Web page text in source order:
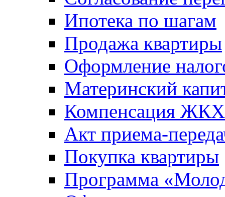
Ипотека по шагам
Продажа квартиры
Оформление
Материнский
Компенсация ЖКХ
Акт приема-
Покупка квартиры
Программа